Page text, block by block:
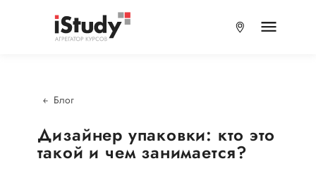
Блог
Дизайнер упаковки: кто это
такой и чем занимается?